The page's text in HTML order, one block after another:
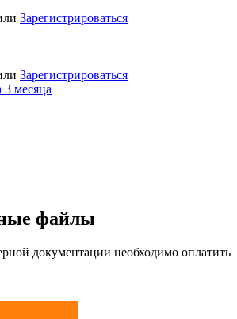
Зарегистрироваться
Зарегистрироваться
файлы
документации необходимо оплатить